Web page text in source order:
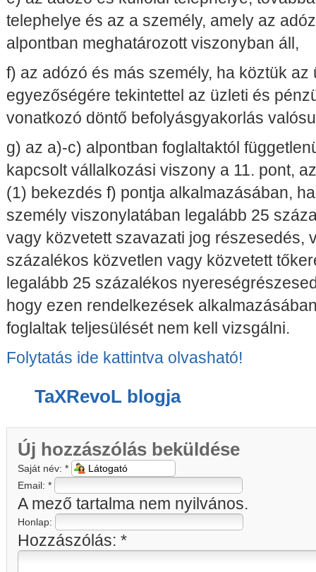
telephelye és az a személy, amely az
alpontban meghatározott viszonyban áll,
f) az adózó és más személy, ha köztük az
egyezőségére tekintettel az üzleti és
vonatkozó döntő befolyásgyakorlás
g) az a)-c) alpontban foglaltaktól
kapcsolt vállalkozási viszony a 11. pont,
(1) bekezdés f) pontja alkalmazásában,
személy viszonylatában legalább 25
vagy közvetett szavazati jog részesedés,
százalékos közvetlen vagy közvetett
legalább 25 százalékos
hogy ezen rendelkezések
foglaltak teljesülését nem kell vizsgálni.
Folytatás ide kattintva olvasható!
TaXRevoL blogja
Új hozzászólás beküldése
Saját név: *
Email: *
A mező tartalma nem nyilvános.
Honlap:
Hozzászólás: *